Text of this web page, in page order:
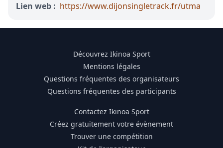
Lien web : https://www.dijonsingletrack.fr/utma
Découvrez Ikinoa Sport
Mentions légales
Questions fréquentes des organisateurs
Questions fréquentes des participants
Contactez Ikinoa Sport
Créez gratuitement votre évènement
Trouver une compétition